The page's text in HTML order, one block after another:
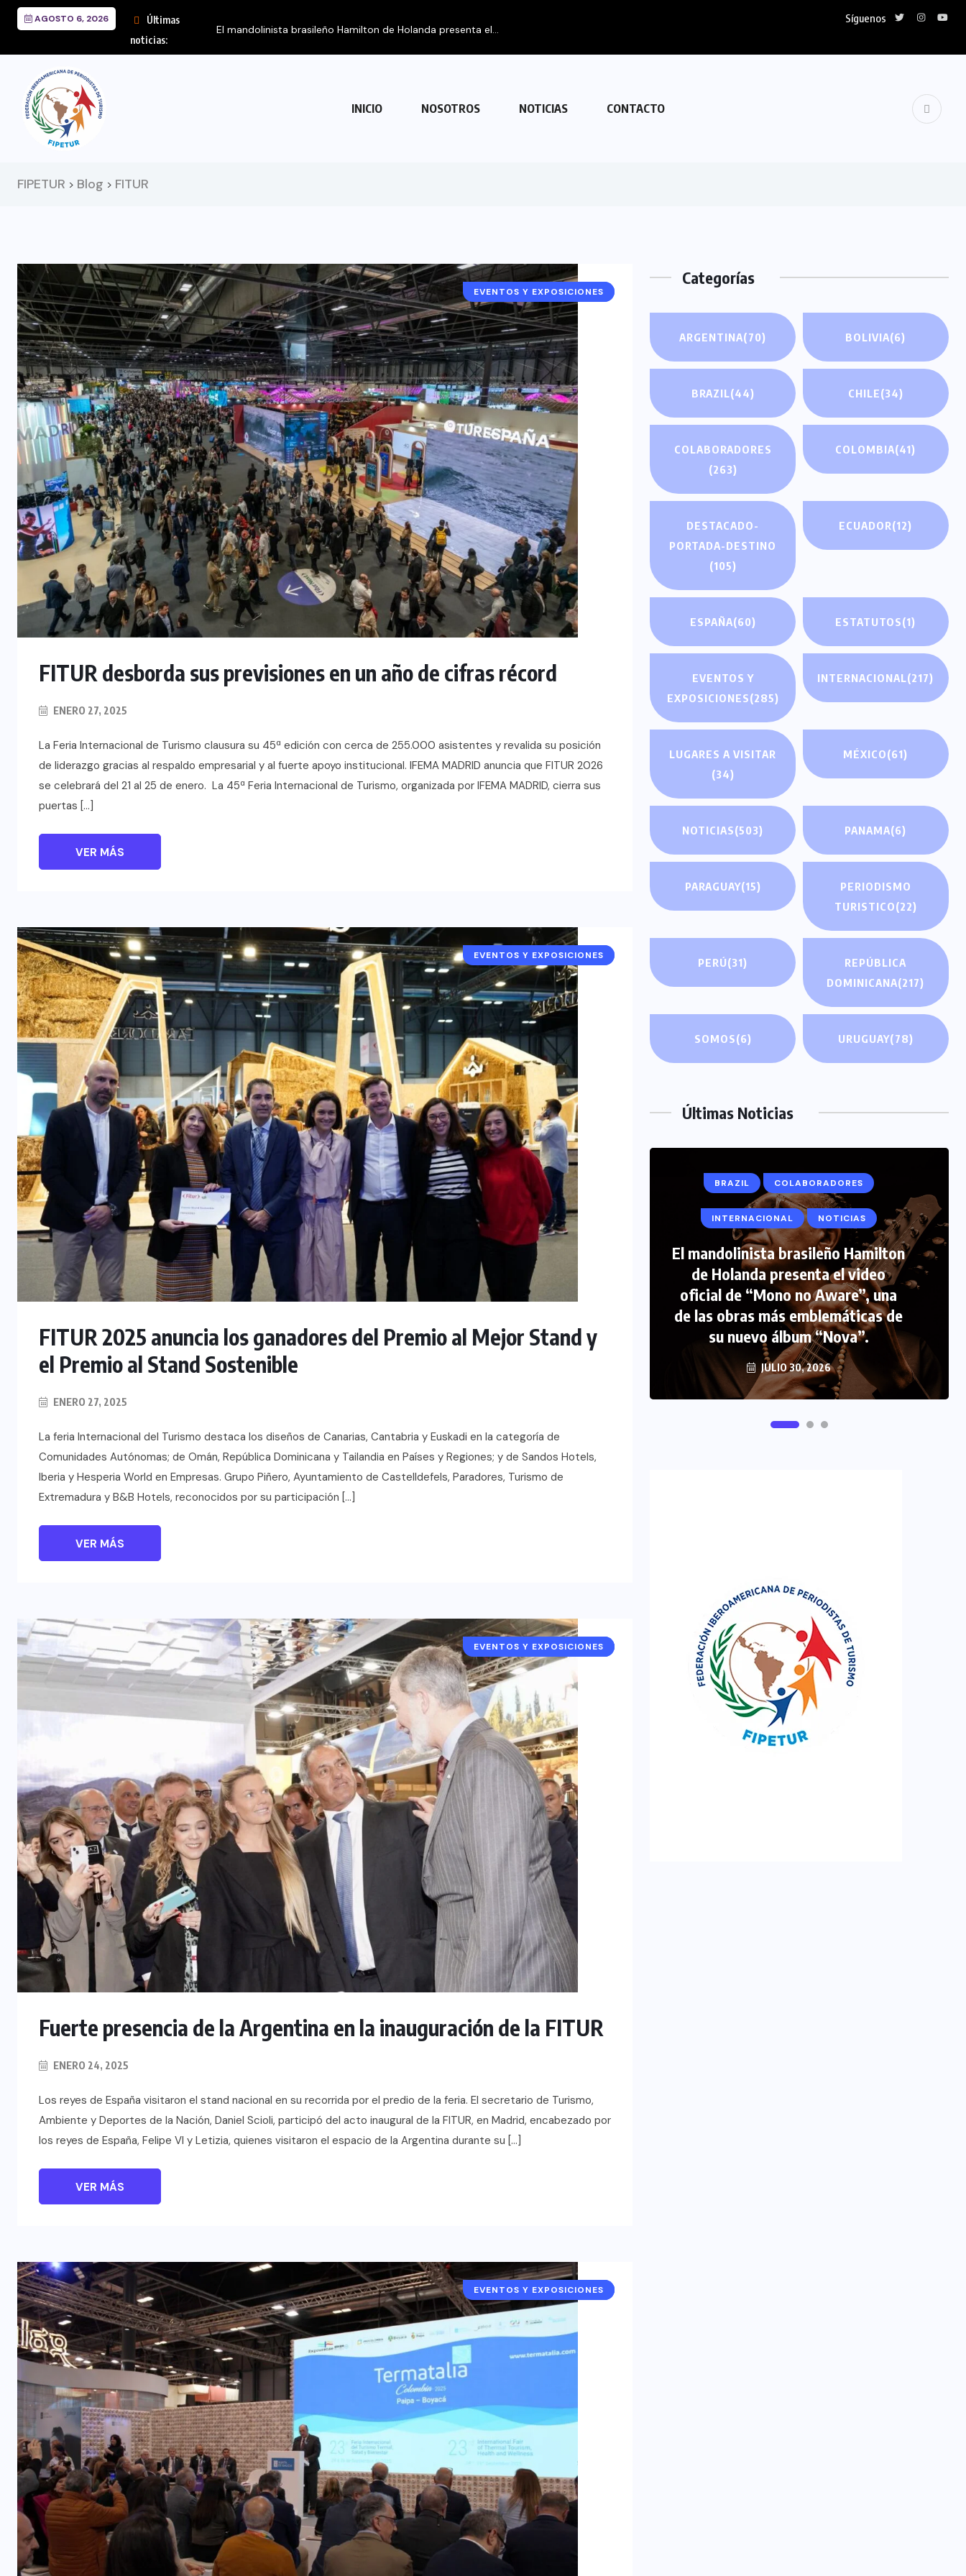
AGOSTO 6, 2026
Últimas
noticias:
El mandolinista brasileño Hamilton de Holanda presenta el...
Síguenos
INICIO NOSOTROS NOTICIAS CONTACTO
FIPETUR > Blog > FITUR
ESPAÑA
EVENTOS Y EXPOSICIONES
FITUR desborda sus previsiones en un año de cifras récord
ENERO 27, 2025
La Feria Internacional de Turismo clausura su 45ª edición con cerca de 255.000 asistentes y revalida su posición
de liderazgo gracias al respaldo empresarial y al fuerte apoyo institucional. IFEMA MADRID anuncia que FITUR 2026
se celebrará del 21 al 25 de enero. La 45ª Feria Internacional de Turismo, organizada por IFEMA MADRID, cierra sus
puertas […]
VER MÁS
ESPAÑA
EVENTOS Y EXPOSICIONES
FITUR 2025 anuncia los ganadores del Premio al Mejor Stand y
el Premio al Stand Sostenible
ENERO 27, 2025
La feria Internacional del Turismo destaca los diseños de Canarias, Cantabria y Euskadi en la categoría de
Comunidades Autónomas; de Omán, República Dominicana y Tailandia en Países y Regiones; y de Sandos Hotels,
Iberia y Hesperia World en Empresas. Grupo Piñero, Ayuntamiento de Castelldefels, Paradores, Turismo de
Extremadura y B&B Hotels, reconocidos por su participación […]
VER MÁS
ARGENTINA
ESPAÑA
EVENTOS Y EXPOSICIONES
Fuerte presencia de la Argentina en la inauguración de la FITUR
ENERO 24, 2025
Los reyes de España visitaron el stand nacional en su recorrida por el predio de la feria. El secretario de Turismo,
Ambiente y Deportes de la Nación, Daniel Scioli, participó del acto inaugural de la FITUR, en Madrid, encabezado por
los reyes de España, Felipe VI y Letizia, quienes visitaron el espacio de la Argentina durante su […]
VER MÁS
COLOMBIA
ESPAÑA
EVENTOS Y EXPOSICIONES
Categorías
ARGENTINA(70) BOLIVIA(6)
BRAZIL(44) CHILE(34)
COLABORADORES
(263)
COLOMBIA(41)
DESTACADO-
PORTADA-DESTINO
(105)
ECUADOR(12)
ESPAÑA(60) ESTATUTOS(1)
EVENTOS Y
EXPOSICIONES(285)
INTERNACIONAL(217)
LUGARES A VISITAR
(34)
MÉXICO(61)
NOTICIAS(503) PANAMA(6)
PARAGUAY(15)
PERIODISMO
TURISTICO(22)
PERÚ(31)
REPÚBLICA
DOMINICANA(217)
SOMOS(6) URUGUAY(78)
Últimas Noticias
COLABORADORES MÉXICO
NOTICIAS
EL FIN DEL MILAGRO BOHEMIO:
TULUM EN BANCARROTA
DE PLANEACIÓN
JUNIO 24, 2026
BRAZIL COLABORADORES
INTERNACIONAL NOTICIAS
El mandolinista brasileño Hamilton
de Holanda presenta el video
oficial de “Mono no Aware”, una
su nuevo álbum “Nova”.
COLABORADORES INTERNACIONAL
NOTICIAS PERIODISMO TURISTICO
FIPETUR se solidariza con
Venezuela
JUNIO 29, 2026